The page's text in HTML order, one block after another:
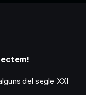
del segle XXI